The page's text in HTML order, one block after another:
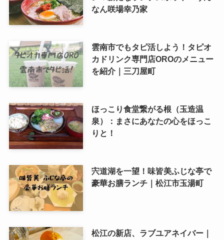
なん咲場幸乃家
雲南市でもタピ活しよう！タピオ
カドリンク専門店OROのメニュー
を紹介｜三刀屋町
ほっこり食堂繋がる根（玉造温
泉）：まさにあなたの心をほっこ
りと！
宍道湖を一望！味皆美ふじな亭で
豪華お膳ランチ｜松江市玉湯町
松江の新店、ラブユアネイバー｜